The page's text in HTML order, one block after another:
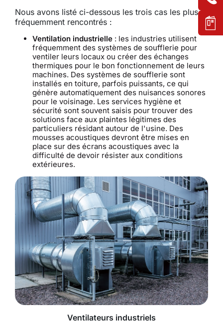
Nous avons listé ci-dessous les trois cas les plus
fréquemment rencontrés :
Ventilation industrielle : les industries utilisent
fréquemment des systèmes de soufflerie pour
ventiler leurs locaux ou créer des échanges
thermiques pour le bon fonctionnement de leurs
machines. Des systèmes de soufflerie sont
installés en toiture, parfois puissants, ce qui
génère automatiquement des nuisances sonores
pour le voisinage. Les services hygiène et
sécurité sont souvent saisis pour trouver des
solutions face aux plaintes légitimes des
particuliers résidant autour de l'usine. Des
mousses acoustiques devront être mises en
place sur des écrans acoustiques avec la
difficulté de devoir résister aux conditions
extérieures.
Ventilateurs industriels